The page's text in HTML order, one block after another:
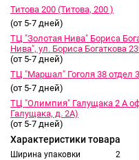
Титова 200 (Титова, 200 )
(от 5-7 дней)
ТЦ "Золотая Нива" Бориса
Нива", ул. Бориса Богаткова
(от 5-7 дней)
ТЦ "Маршал" Гоголя 38 отдел
(от 5-7 дней)
ТЦ "Олимпия" Галущака 2 А
Галущака, д. 2А)
(от 5-7 дней)
Характеристики товара
Ширина упаковки 2